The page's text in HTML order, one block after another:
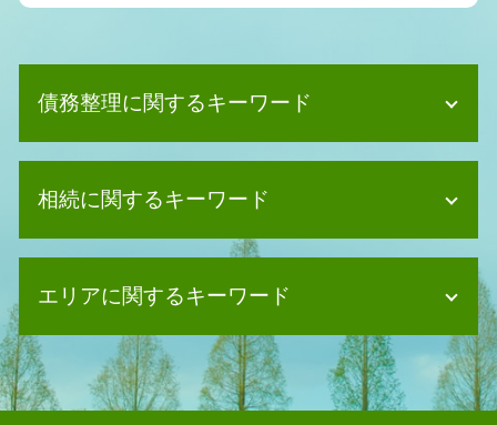
債務整理に関するキーワード
自己破産 デメリット 家族
個人再生 必要書類
債務整理 他のクレジットカード
債務整理 持ち家
任意整理 デメリット
任意整理 和解後 借り入れ
相続に関するキーワード
法定相続人 配偶者なし
数次相続 遺産分割協議 登記
遺産分割協議 難航
遺言書 相続
エリアに関するキーワード
債務整理 司法書士 守口市
債務整理 司法書士 能勢町